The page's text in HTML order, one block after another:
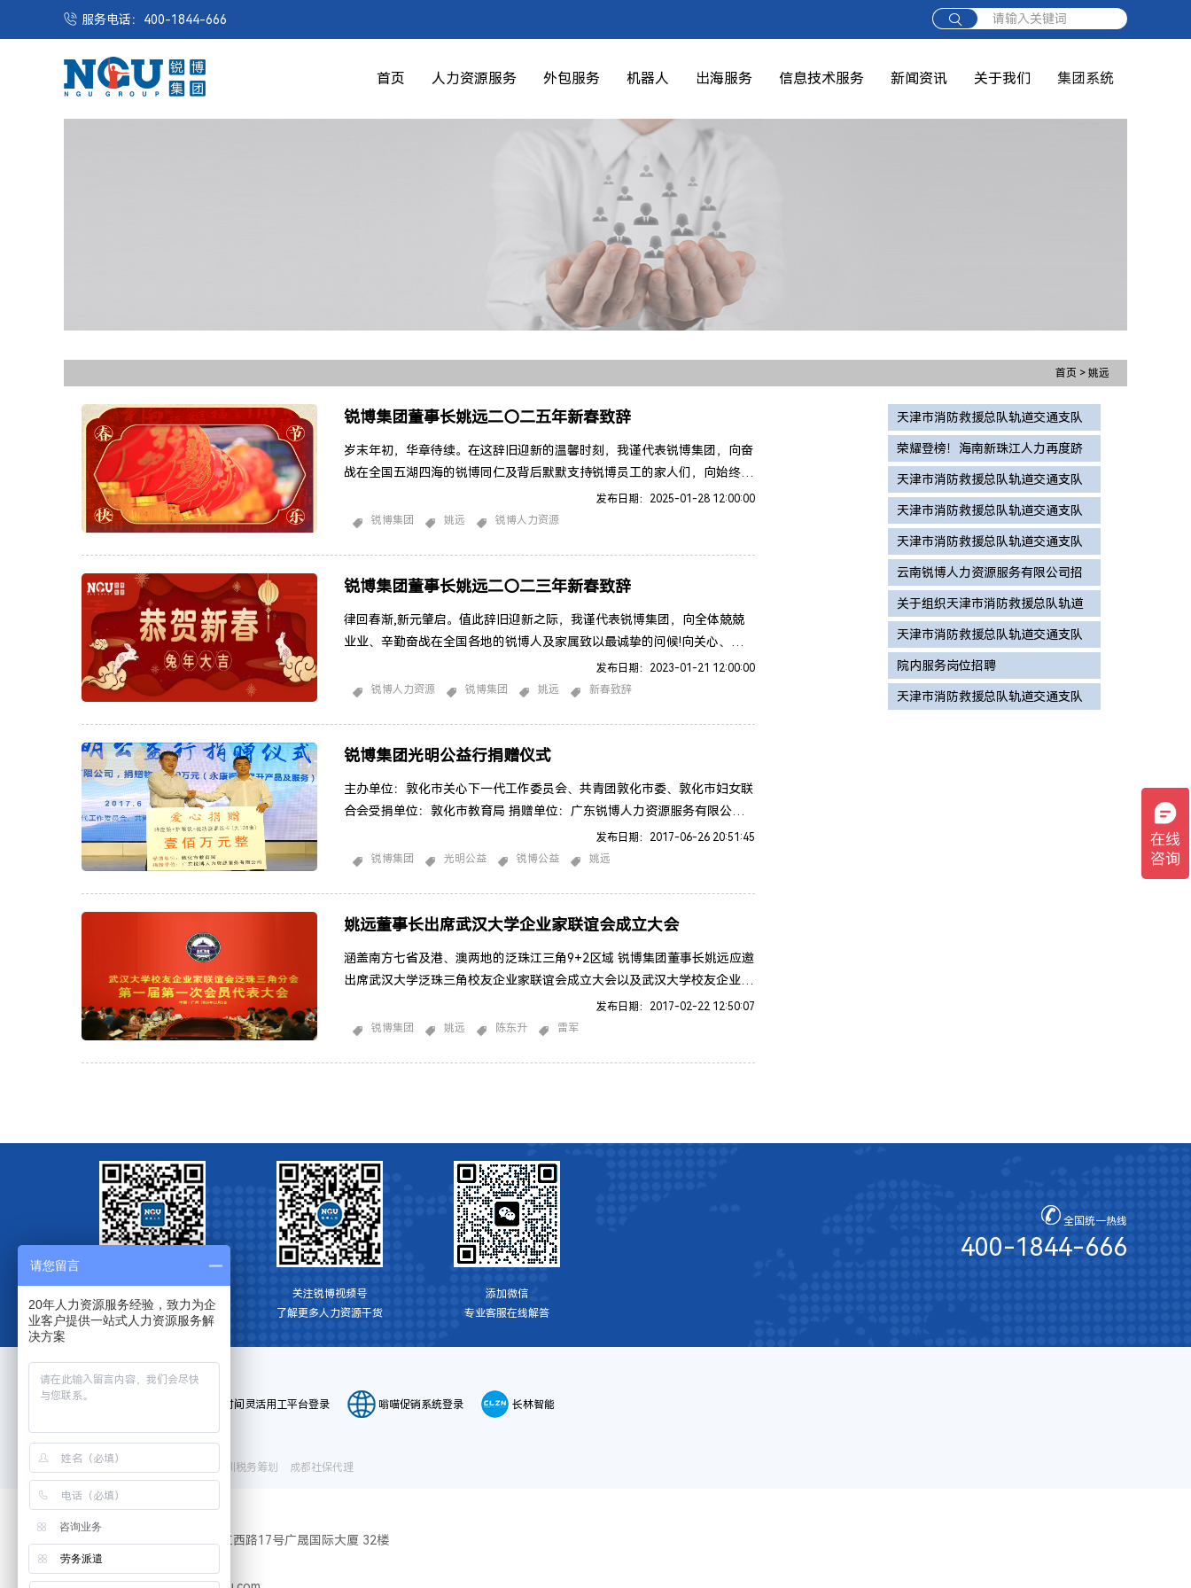
服务电话：400-1844-666 请输入关键词
首页 人力资源服务 外包服务 机器人 出海服务 信息技术服务 新闻资讯 关于我们 集团系统
首页 > 姚远
锐博集团董事长姚远二〇二五年新春致辞
岁末年初，华章待续。在这辞旧迎新的温馨时刻，我谨代表锐博集团，向奋
战在全国五湖四海的锐博同仁及背后默默支持锐博员工的家人们，向始终关
怀并支持锐博前行的各级领导、广大客户、合作伙伴及社会各界友人，致以
最深的感激之情，并献上新年最诚挚的祝福!时光无痕，奋斗有声。回望
进，年
发布日期：2025-01-28 12:00:00
锐博集团
姚远 锐博人力资源
锐博集团董事长姚远二〇二三年新春致辞
律回春渐,新元肇启。值此辞旧迎新之际，我谨代表锐博集团，向全体兢兢
业业、辛勤奋战在全国各地的锐博人及家属致以最诚挚的问候!向关心、支
持和帮助锐博集团发展的各级领导、合作伙伴、社会各界朋友致以美好的新
年祝福!回首2022年，北京冬奥会成功举办，展示了言必信、行必果、负责
发布日期：2023-01-21 12:00:00
锐博人力资源
锐博集团 姚远 新春致辞
锐博集团光明公益行捐赠仪式
主办单位：敦化市关心下一代工作委员会、共青团敦化市委、敦化市妇女联
合会受捐单位：敦化市教育局 捐赠单位：广东锐博人力资源服务有限公司
捐赠物：100万元（永康视力提升产品及服务）2017年6月25日， “锐博集
团光明公益行”捐赠仪式在敦化市第一中学隆重举行，敦化市关工委、共青
发布日期：2017-06-26 20:51:45
锐博集团
光明公益 锐博公益 姚远
姚远董事长出席武汉大学企业家联谊会成立大会
涵盖南方七省及港、澳两地的泛珠江三角9+2区域 锐博集团董事长姚远应邀
出席武汉大学泛珠三角校友企业家联谊会成立大会以及武汉大学校友企业家
联谊会泛珠三角企业家论坛——经济下行期的企业家精神 锐博集团董事长
—— 姚远出席成立大会现场武汉大学泛珠三角校友企业家联谊会于11月5
发布日期：2017-02-22 12:50:07
锐博集团
姚远 陈东升 雷军
天津市消防救援总队轨道交通支队
2026年度面向社会公开招录政府专
职消防员拟录用和待补录人员名单
公示
荣耀登榜！海南新珠江人力再度跻
身海南省企业100强
天津市消防救援总队轨道交通支队
招录政府专职消防员拟进入体检及
政治考核递补人员名单公告
天津市消防救援总队轨道交通支队
2026年度招录政府专职消防员体检
和政治考核的公告
天津市消防救援总队轨道交通支队
2026年度招录政府专职消防员总成
绩公告
云南锐博人力资源服务有限公司招
聘简章
关于组织天津市消防救援总队轨道
交通支队政府专职消防员招录面试
和心理测试的通知
天津市消防救援总队轨道交通支队
2026年度招录政府专职消防员体能
测试和岗位适应性测试成绩公告
院内服务岗位招聘
天津市消防救援总队轨道交通支队
获取更多人力资源信息
关注锐博视频号
​了解更多人力资源干货
添加微信
专业客服在线解答
全国统一热线
400-1844-666
平台登录:
小时间灵活用工平台登录 嗡喵促销系统登录 长林智能
友情链接：
深圳税务筹划 成都社保代理
广州市天河区珠江西路17号广晟国际大厦 32楼
Tel
请您留言
20年人力资源服务经验，致力为企
业客户提供一站式人力资源服务解
决方案
咨询业务
劳务派遣